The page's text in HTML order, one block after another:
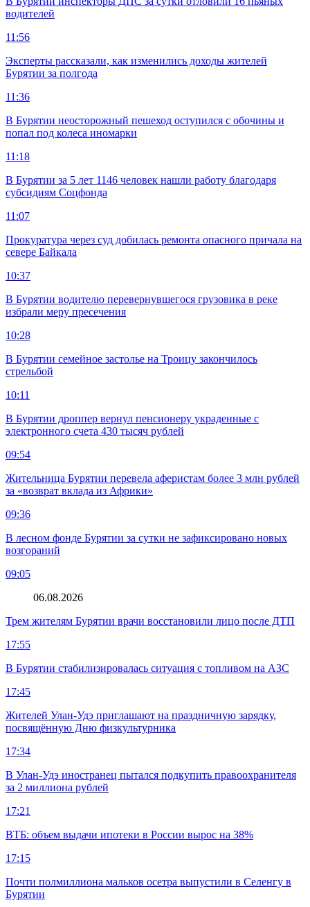
водителей
11:56
Эксперты рассказали, как изменились доходы жителей
Бурятии за полгода
11:36
В Бурятии неосторожный пешеход оступился с обочины и
попал под колеса иномарки
11:18
В Бурятии за 5 лет 1146 человек нашли работу благодаря
субсидиям Соцфонда
11:07
Прокуратура через суд добилась ремонта опасного причала на
севере Байкала
10:37
В Бурятии водителю перевернувшегося грузовика в реке
избрали меру пресечения
10:28
В Бурятии семейное застолье на Троицу закончилось
стрельбой
10:11
В Бурятии дроппер вернул пенсионеру украденные с
электронного счета 430 тысяч рублей
09:54
Жительница Бурятии перевела аферистам более 3 млн рублей
за «возврат вклада из Африки»
09:36
В лесном фонде Бурятии за сутки не зафиксировано новых
возгораний
09:05
06.08.2026
Трем жителям Бурятии врачи восстановили лицо после ДТП
17:55
В Бурятии стабилизировалась ситуация с топливом на АЗС
17:45
Жителей Улан-Удэ приглашают на праздничную зарядку,
посвящённую Дню физкультурника
17:34
В Улан-Удэ иностранец пытался подкупить правоохранителя
за 2 миллиона рублей
17:21
ВТБ: объем выдачи ипотеки в России вырос на 38%
17:15
Почти полмиллиона мальков осетра выпустили в Селенгу в
Бурятии